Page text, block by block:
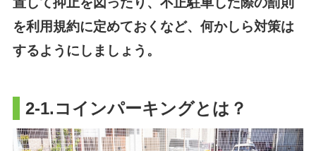
を利用規約に定めておくなど、何かしら対策は
するようにしましょう。
2-1.コインパーキングとは？